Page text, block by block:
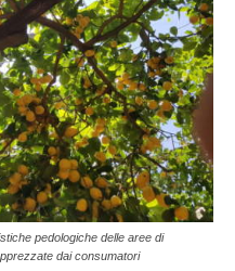
pedologiche delle aree di
dai consumatori